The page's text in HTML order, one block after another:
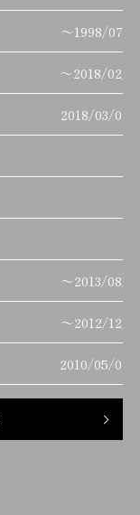
～1998/07/
～2018/02/
2018/03/01
～2013/08/
～2012/12/
2010/05/01